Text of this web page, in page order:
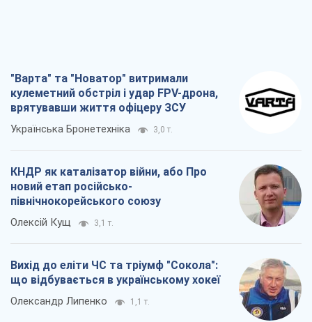
"Варта" та "Новатор" витримали
кулеметний обстріл і удар FPV-дрона,
врятувавши життя офіцеру ЗСУ
Українська Бронетехніка 3,0 т.
КНДР як каталізатор війни, або Про
новий етап російсько-
північнокорейського союзу
Олексій Кущ 3,1 т.
Вихід до еліти ЧС та тріумф "Сокола":
що відбувається в українському хокеї
Олександр Липенко 1,1 т.